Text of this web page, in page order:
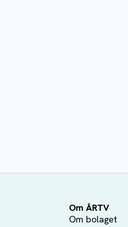
Om ÅRTV
Om bolaget